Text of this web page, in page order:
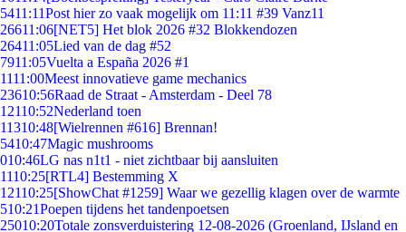
5411:11Post hier zo vaak mogelijk om 11:11 #39 Vanz11
26611:06[NET5] Het blok 2026 #32 Blokkendozen
26411:05Lied van de dag #52
7911:05Vuelta a España 2026 #1
1111:00Meest innovatieve game mechanics
23610:56Raad de Straat - Amsterdam - Deel 78
12110:52Nederland toen
11310:48[Wielrennen #616] Brennan!
5410:47Magic mushrooms
010:46LG nas n1t1 - niet zichtbaar bij aansluiten
1110:25[RTL4] Bestemming X
12110:25[ShowChat #1259] Waar we gezellig klagen over de warmte
510:21Poepen tijdens het tandenpoetsen
25010:20Totale zonsverduistering 12-08-2026 (Groenland, IJsland en